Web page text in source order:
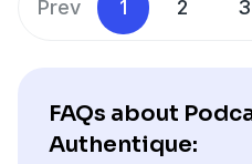
Prev 1 2 3
FAQs about
Authentique: